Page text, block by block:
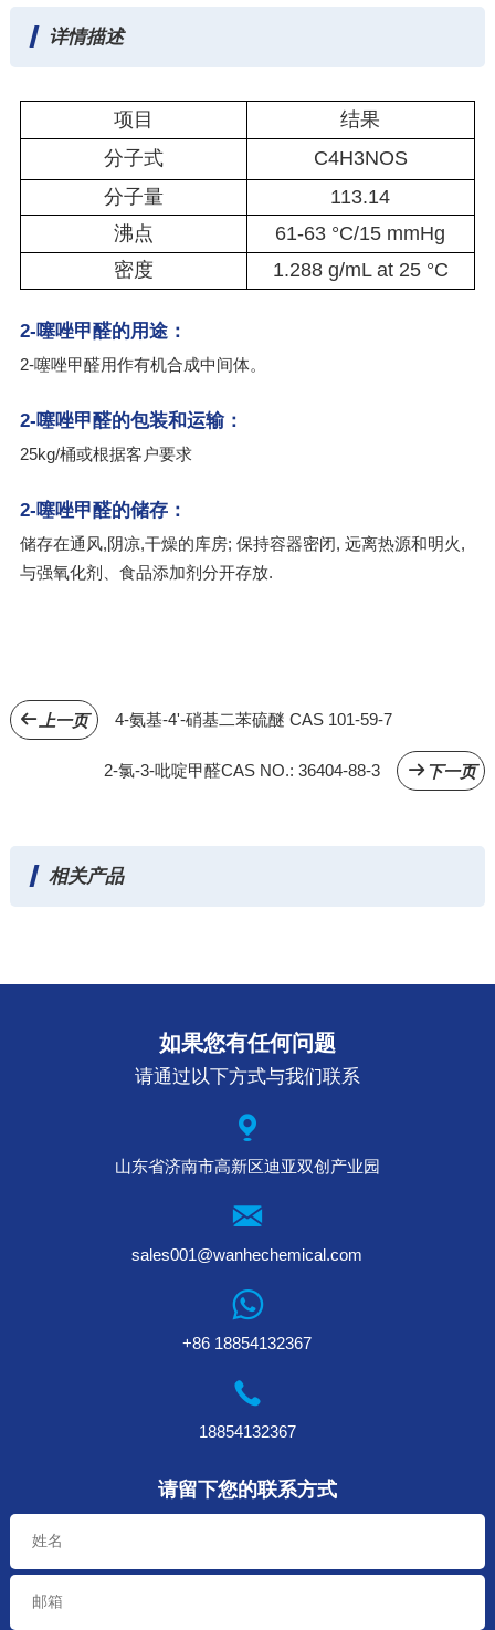
详情描述
项目
结果
分子式
C4H3NOS
分子量
113.14
沸点
61-63 °C/15 mmHg
密度
1.288 g/mL at 25 °C
2-噻唑甲醛的用途：
2-噻唑甲醛用作有机合成中间体。
2-噻唑甲醛的包装和运输：
25kg/桶或根据客户要求
2-噻唑甲醛的储存：
储存在通风,阴凉,干燥的库房; 保持容器密闭, 远离热源和明火,
与强氧化剂、食品添加剂分开存放.
上一页 4-氨基-4'-硝基二苯硫醚 CAS 101-59-7
下一页
2-氯-3-吡啶甲醛CAS NO.: 36404-88-3
相关产品
如果您有任何问题
请通过以下方式与我们联系
山东省济南市高新区迪亚双创产业园
sales001@wanhechemical.com
+86 18854132367
18854132367
请留下您的联系方式